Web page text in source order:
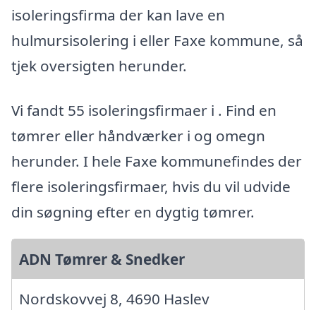
isoleringsfirma der kan lave en
hulmursisolering i eller Faxe kommune, så
tjek oversigten herunder.
Vi fandt 55 isoleringsfirmaer i . Find en
tømrer eller håndværker i og omegn
herunder. I hele Faxe kommunefindes der
flere isoleringsfirmaer, hvis du vil udvide
din søgning efter en dygtig tømrer.
ADN Tømrer & Snedker
Nordskovvej 8, 4690 Haslev